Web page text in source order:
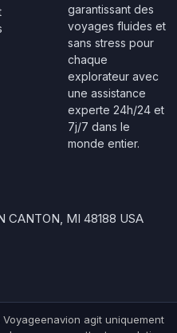
garantissant des
voyages fluides et
sans stress pour
chaque
explorateur avec
une assistance
experte 24h/24 et
7j/7 dans le
monde entier.
CANTON, MI 48188 USA
Voyageenavion agit uniquement